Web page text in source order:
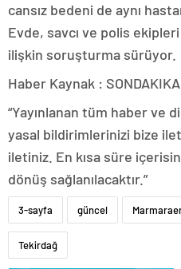
cansız bedeni de aynı
Evde, savcı ve polis
ilişkin soruşturma sürüyor.
Haber Kaynak :
“Yayınlanan tüm haber ve
yasal bildirimlerinizi bize
iletiniz. En kısa süre
dönüş sağlanılacaktır.”
3-sayfa güncel
Tekirdağ